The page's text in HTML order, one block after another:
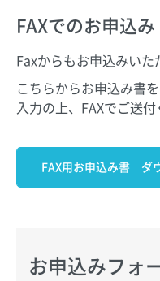
FAXでのお申込み
Faxからもお申込みいた
こちらからお申込み書
入力の上、FAXでご送付
FAX用お申込み書 ダ
お申込みフォ